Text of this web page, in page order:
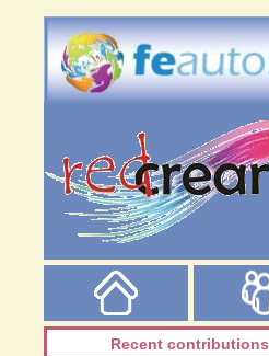
Recent contributions